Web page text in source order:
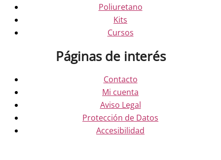
Poliuretano
Kits
Cursos
Páginas de interés
Contacto
Mi cuenta
Aviso Legal
Protección de Datos
Accesibilidad